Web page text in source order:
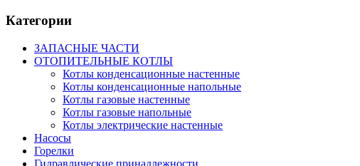
Категории
ЗАПАСНЫЕ ЧАСТИ
ОТОПИТЕЛЬНЫЕ КОТЛЫ
Котлы конденсационные настенные
Котлы конденсационные напольные
Котлы газовые настенные
Котлы газовые напольные
Котлы электрические настенные
Насосы
Горелки
Гидравлические принадлежности